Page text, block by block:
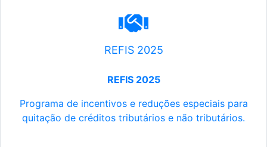
REFIS 2025
REFIS 2025
Programa de incentivos e reduções especiais para
quitação de créditos tributários e não tributários.